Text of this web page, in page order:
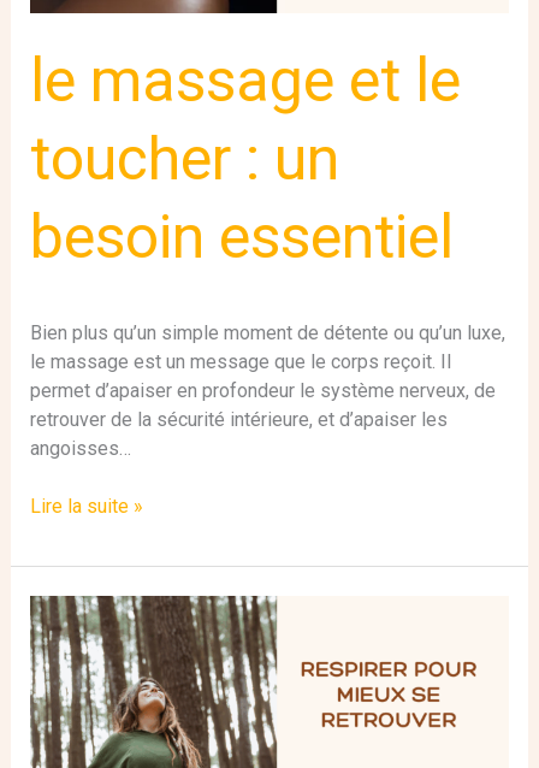
le massage et le
toucher : un
besoin essentiel
Bien plus qu’un simple moment de détente ou qu’un luxe,
le massage est un message que le corps reçoit. Il
permet d’apaiser en profondeur le système nerveux, de
retrouver de la sécurité intérieure, et d’apaiser les
angoisses…
Lire la suite »
Respirer
pour
mieux
se
retrouver
: